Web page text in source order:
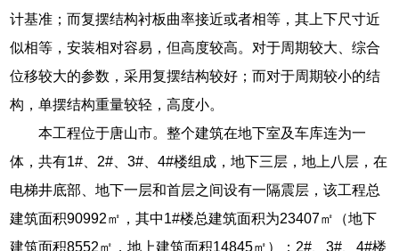
计基准；而复摆结构衬板曲率接近或者相等，其上下尺寸近
似相等，安装相对容易，但高度较高。对于周期较大、综合
位移较大的参数，采用复摆结构较好；而对于周期较小的结
构，单摆结构重量较轻，高度小。
本工程位于唐山市。整个建筑在地下室及车库连为一
体，共有1#、2#、3#、4#楼组成，地下三层，地上八层，在
电梯井底部、地下一层和首层之间设有一隔震层，该工程总
建筑面积90992㎡，其中1#楼总建筑面积为23407㎡（地下
建筑面积8552㎡，地上建筑面积14845㎡）；2#、3#、4#楼